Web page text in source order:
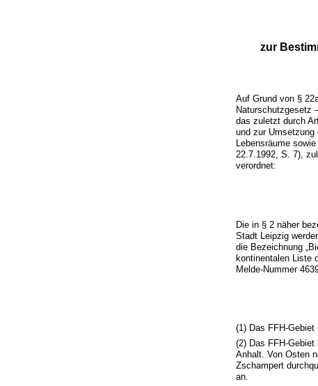
zur
Auf Grund von §
Naturschutzgesetz
das zuletzt durch
und zur
Lebensräume
22.7.1992, S. 7),
verordnet:
Die in § 2 näher
Stadt Leipzig
die Bezeichnung
kontinentalen Liste
Melde-Nummer
(1) Das FFH-
(2) Das FFH-
Anhalt. Von Osten
Zschampert
an.